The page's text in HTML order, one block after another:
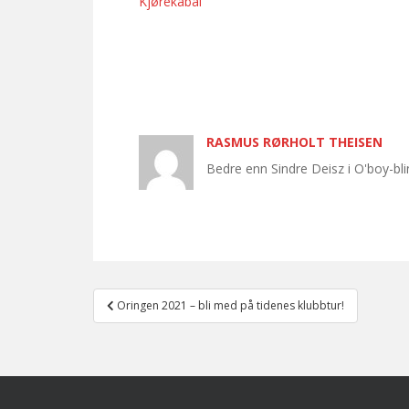
RASMUS RØRHOLT THEISEN
Bedre enn Sindre Deisz i O'boy-
Post
navigation
Oringen 2021 – bli med på tidenes klubbtur!